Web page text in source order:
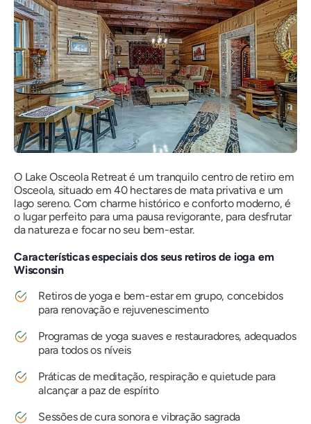
O Lake Osceola Retreat é um tranquilo centro de retiro em
Osceola, situado em 40 hectares de mata privativa e um
lago sereno. Com charme histórico e conforto moderno, é
o lugar perfeito para uma pausa revigorante, para desfrutar
da natureza e focar no seu bem-estar.
Características especiais dos seus retiros de ioga em
Wisconsin
Retiros de yoga e bem-estar em grupo, concebidos
para renovação e rejuvenescimento
Programas de yoga suaves e restauradores, adequados
para todos os níveis
Práticas de meditação, respiração e quietude para
alcançar a paz de espírito
Sessões de cura sonora e vibração sagrada